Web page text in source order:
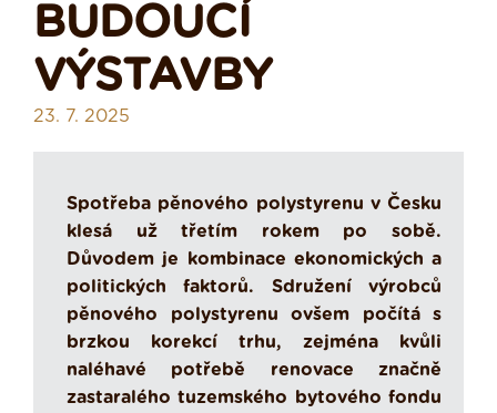
BUDOUCÍ
VÝSTAVBY
23. 7. 2025
Spotřeba pěnového polystyrenu v Česku
klesá už třetím rokem po sobě.
Důvodem je kombinace ekonomických a
politických faktorů. Sdružení výrobců
pěnového polystyrenu ovšem počítá s
brzkou korekcí trhu, zejména kvůli
naléhavé potřebě renovace značně
zastaralého tuzemského bytového fondu